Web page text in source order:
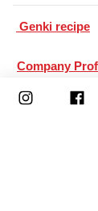
​ Genki recipe
Company
Corporate
Greetings from